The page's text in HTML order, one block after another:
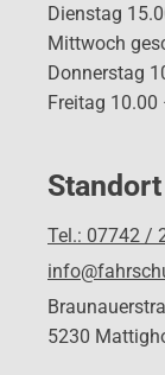
Dienstag
Mittwoch
Donnerstag
Freitag 10.00
Tel.: 07742 /
5230